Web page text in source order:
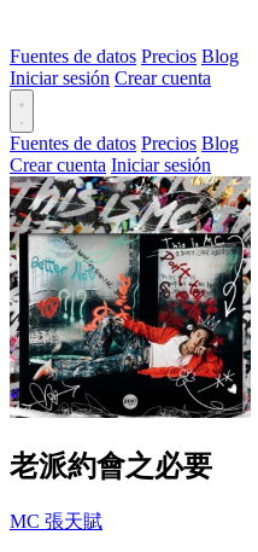
Fuentes de datos Precios Blog
Iniciar sesión Crear cuenta
Fuentes de datos Precios Blog
Crear cuenta Iniciar sesión
老派約會之必要
MC 張天賦